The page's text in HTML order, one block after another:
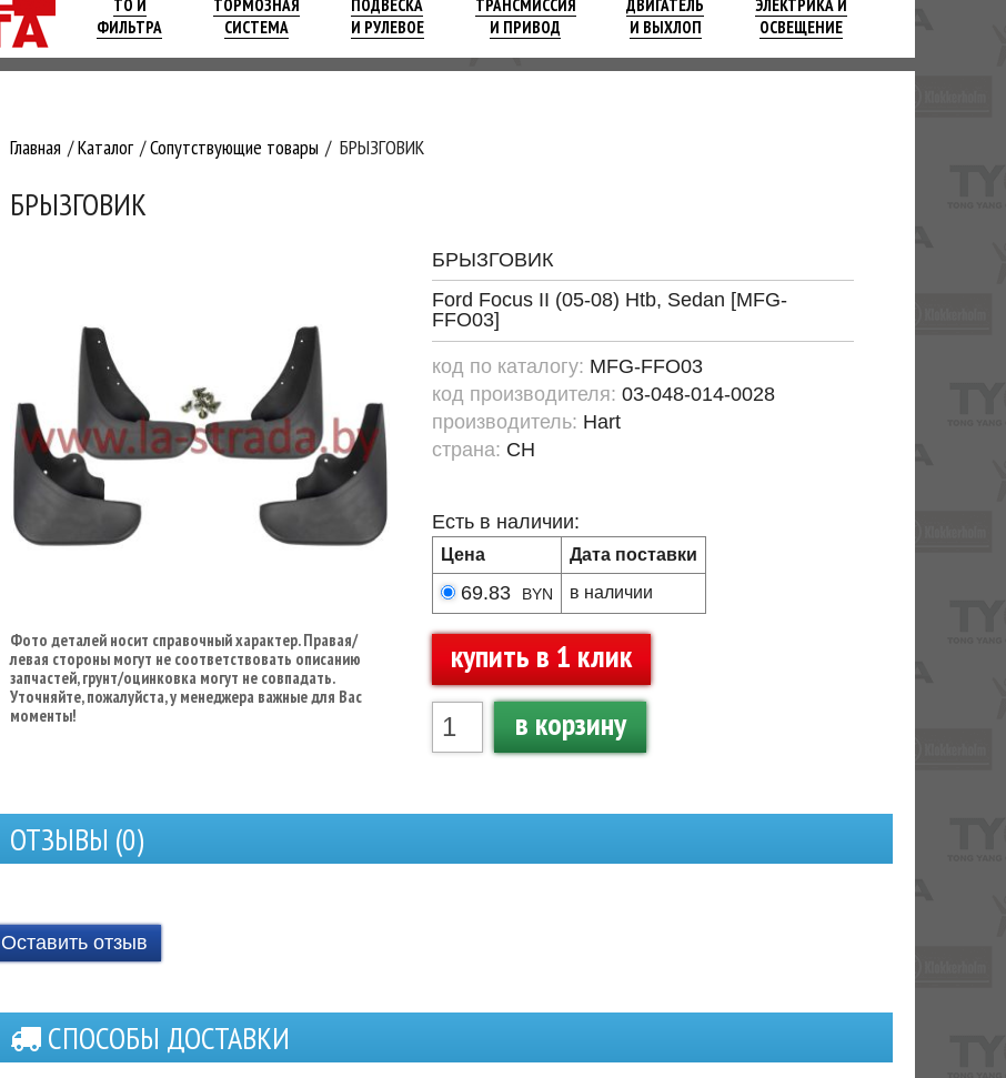
ТО И
ФИЛЬТРА
ТОРМОЗНАЯ
СИСТЕМА
ПОДВЕСКА
И РУЛЕВОЕ
ТРАНСМИССИЯ
И ПРИВОД
ДВИГАТЕЛЬ
И ВЫХЛОП
ЭЛЕКТРИКА И
ОСВЕЩЕНИЕ
Главная Каталог Сопутствующие товары БРЫЗГОВИК
БРЫЗГОВИК
Фото деталей носит справочный характер. Правая/
левая стороны могут не соответствовать описанию
запчастей, грунт/оцинковка могут не совпадать.
Уточняйте, пожалуйста, у менеджера важные для Вас
моменты!
БРЫЗГОВИК
Ford Focus II (05-08) Htb, Sedan [MFG-
FFO03]
код по каталогу: MFG-FFO03
код производителя: 03-048-014-0028
производитель: Hart
страна: CH
Есть в наличии:
Цена Дата поставки
69.83 BYN в наличии
купить в 1 клик
в корзину
ОТЗЫВЫ (0)
Оставить отзыв
СПОСОБЫ ДОСТАВКИ